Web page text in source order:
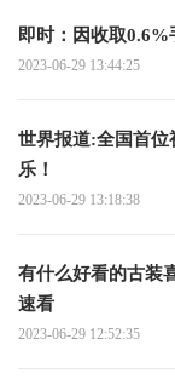
即时：因收取
2023-06-29 13:44:25
世界报道:全国首位
乐！
2023-06-29 13:18:38
有什么好看的古装
速看
2023-06-29 12:52:35